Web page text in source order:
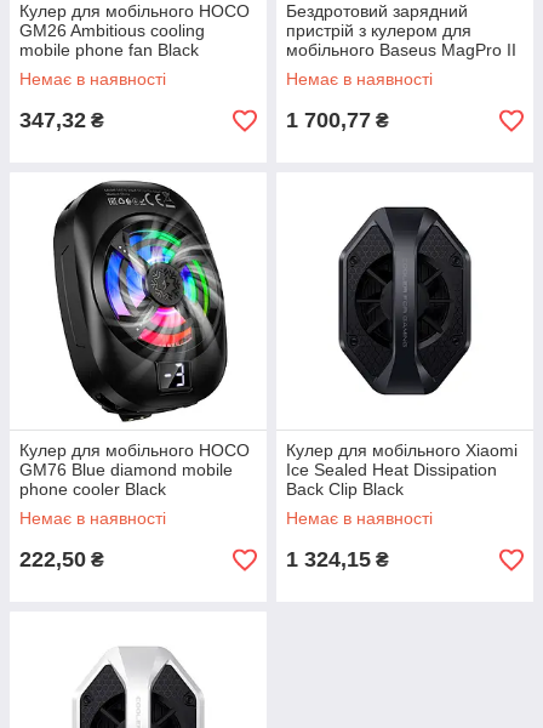
Кулер для мобільного HOCO
GM26 Ambitious cooling
mobile phone fan Black
Немає в наявності
347,32 ₴
Бездротовий зарядний
пристрій з кулером для
мобільного Baseus MagPro II
Series Ultra-Thin Magnetic
Phone Cooler (with Wireless
Немає в наявності
1 700,77 ₴
Кулер для мобільного HOCO
GM76 Blue diamond mobile
phone cooler Black
Немає в наявності
222,50 ₴
Кулер для мобільного Xiaomi
Ice Sealed Heat Dissipation
Back Clip Black
Немає в наявності
1 324,15 ₴